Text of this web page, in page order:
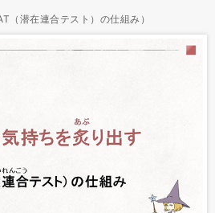
（潜在連合テスト）の仕組み）